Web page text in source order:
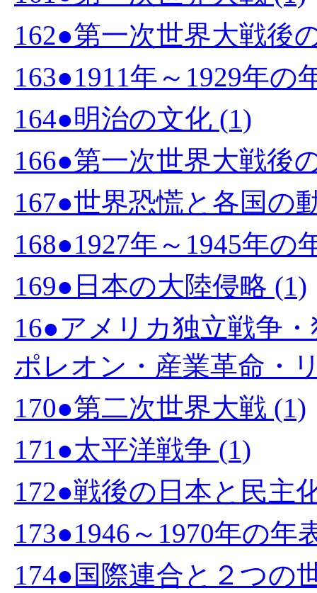
162●第一次世界大戦後
163●1911年～1929年の
164●明治の文化 (1)
166●第一次世界大戦後
167●世界恐慌と各国の
168●1927年～1945年の
169●日本の大陸侵略 (1)
16●アメリカ独立戦争
ポレオン・産業革命・
170●第二次世界大戦 (1)
171●太平洋戦争 (1)
172●戦後の日本と民主
173●1946～1970年の年
174●国際連合と２つの